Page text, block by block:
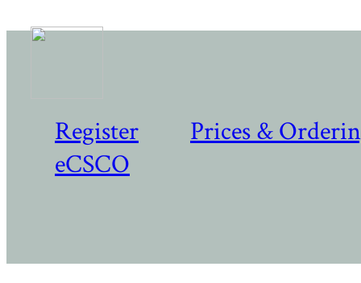
Register
Prices &
eCSCO